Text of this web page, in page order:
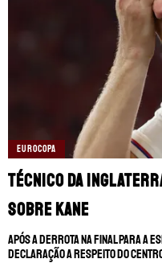
EUROCOPA
Técnico da
sobre Kane
Após a derrota na final para a
declaração a respeito do